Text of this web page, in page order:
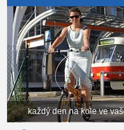
každý den na kole ve